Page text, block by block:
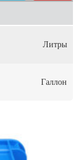
Литры
Галлон